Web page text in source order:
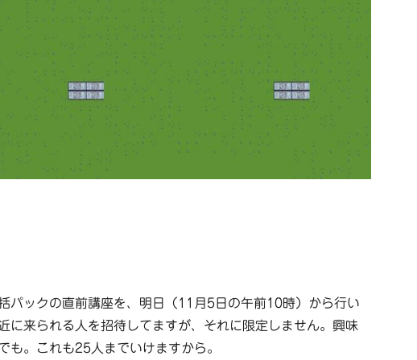
パックの直前講座を、明日（11月5日の午前10時）から行い
に来られる人を招待してますが、それに限定しません。興味
も。これも25人までいけますから。